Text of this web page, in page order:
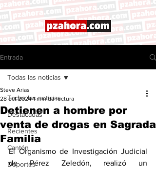
Entrada
Todas las noticias
Destacadas
Recientes
Cantón
Deportes
Todas las noticias
Detienen a hombre por
venta de drogas en Sagrada
Familia
Steve Arias
28 oct 2024 1 min de lectura
El Organismo de Investigación Judicial
de Pérez Zeledón, realizó un